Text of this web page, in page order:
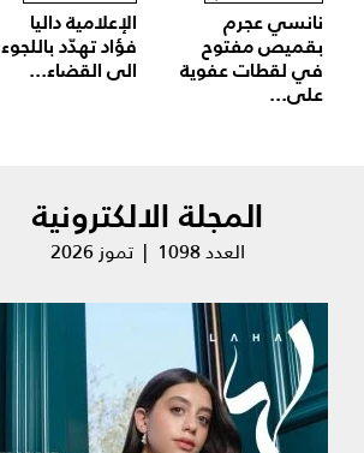
نانسي عجرم
بقميص مفتوح
في لقطات عفوية
على...
الإعلامية داليا
فؤاد تهدّد باللجوء
الى القضاء...
المجلة الالكترونية
العدد 1098 | تموز 2026